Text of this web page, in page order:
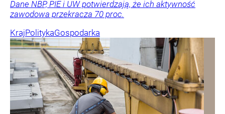
Dane NBP, PIE i UW potwierdzają, że ich aktywność
zawodowa przekracza 70 proc.
KrajPolitykaGospodarka